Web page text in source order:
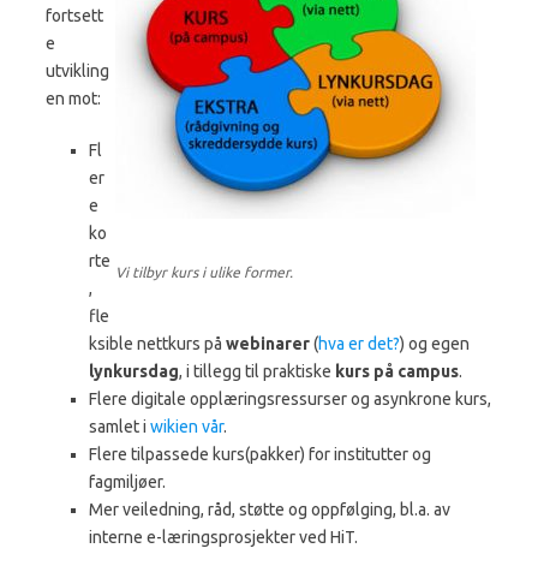
Vi tilbyr kurs i ulike former.
fortsett
e
utvikling
en mot:
Fl
er
e
ko
rte
,
fle
ksible nettkurs på webinarer(hva er det?) og egen
lynkursdag, i tillegg til praktiske kurs på campus.
Flere digitale opplæringsressurser og asynkrone kurs,
samlet i wikien vår.
Flere tilpassede kurs(pakker) for institutter og
fagmiljøer.
Mer veiledning, råd, støtte og oppfølging, bl.a. av
interne e-læringsprosjekter ved HiT.